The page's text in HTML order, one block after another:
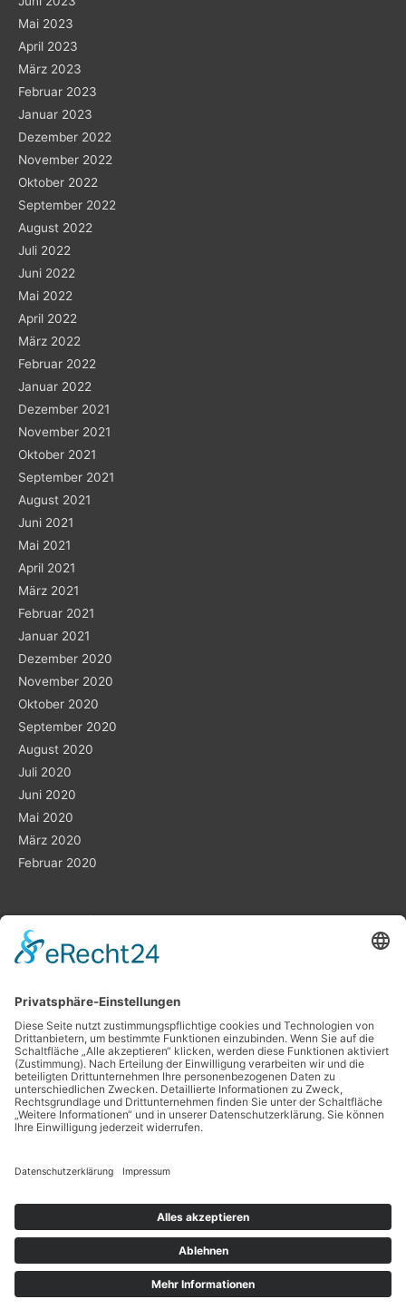
Mai 2023
April 2023
März 2023
Februar 2023
Januar 2023
Dezember 2022
November 2022
Oktober 2022
September 2022
August 2022
Juli 2022
Juni 2022
Mai 2022
April 2022
März 2022
Februar 2022
Januar 2022
Dezember 2021
November 2021
Oktober 2021
September 2021
August 2021
Juni 2021
Mai 2021
April 2021
März 2021
Februar 2021
Januar 2021
Dezember 2020
November 2020
Oktober 2020
September 2020
August 2020
Juli 2020
Juni 2020
Mai 2020
März 2020
Februar 2020
Planung ist das „A“ und „O“
Datenschutz
Copyright © 2026Projekt Eigenheim| Powered byAstra
WordPress-Theme